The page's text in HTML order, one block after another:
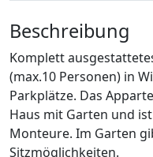
Beschreibung
Komplett
(max.10 Personen) in
Parkplätze. Das
Haus mit Garten und
Monteure. Im Garten
Sitzmöglichkeiten.